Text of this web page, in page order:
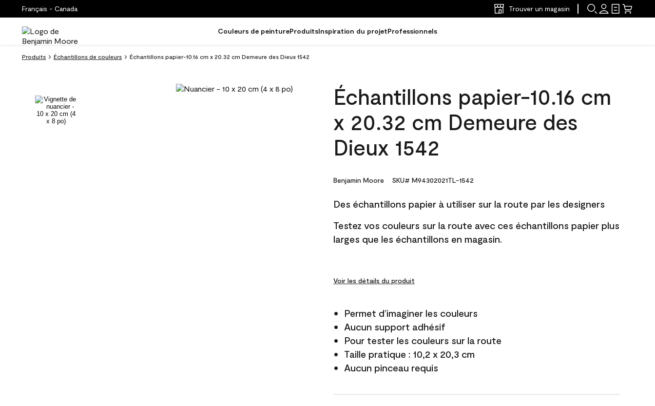
Français - Canada Trouver un magasin
Couleurs de peintureProduitsInspiration du projetProfessionnels
Produits Échantillons de couleurs Échantillons papier-10.16 cm x 20.32 cm Demeure des Dieux 1542
Échantillons papier-10.16 cm
x 20.32 cm Demeure des
Dieux 1542
Benjamin Moore SKU# M94302021TL-1542
Des échantillons papier à utiliser sur la route par les designers
Testez vos couleurs sur la route avec ces échantillons papier plus
larges que les échantillons en magasin.
Voir les détails du produit
Permet d’imaginer les couleurs
Aucun support adhésif
Pour tester les couleurs sur la route
Taille pratique : 10,2 x 20,3 cm
Aucun pinceau requis